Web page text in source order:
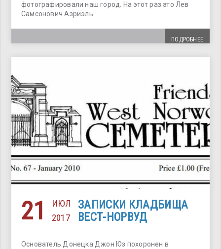
фотографировали наш город. На этот раз это Лев
Самсонович Азриэль.
ПОДРОБНЕЕ
21
ИЮЛ
2017
ЗАПИСКИ КЛАДБИЩА
ВЕСТ-НОРВУД
Основатель Донецка Джон Юз похоронен в